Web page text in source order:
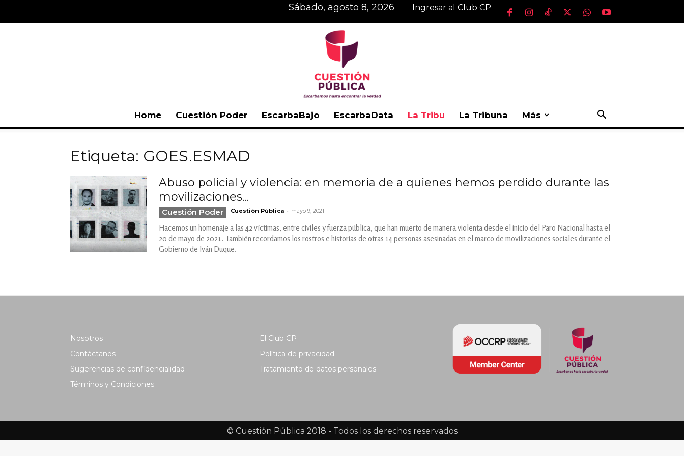
sábado, agosto 8, 2026 Ingresar al Club CP
Home Cuestión Poder EscarbaBajo EscarbaData La Tribu La Tribuna Más
Etiqueta: GOES.ESMAD
Abuso policial y violencia: en memoria de a quienes hemos perdido durante las
movilizaciones...
Cuestión Poder Cuestión Pública - mayo 9, 2021
Hacemos un homenaje a las 42 víctimas, entre civiles y fuerza pública, que han muerto de manera violenta desde el inicio del Paro Nacional hasta el
20 de mayo de 2021. También recordamos los rostros e historias de otras 14 personas asesinadas en el marco de movilizaciones sociales durante el
Gobierno de Iván Duque.
Nosotros
Contáctanos
Sugerencias de confidencialidad
Términos y Condiciones
El Club CP
Política de privacidad
Tratamiento de datos personales
© Cuestión Pública 2018 - Todos los derechos reservados